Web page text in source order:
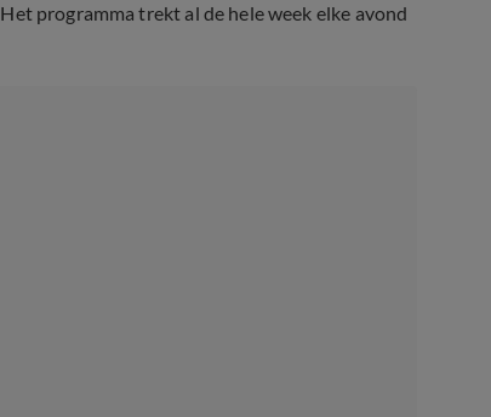
programma trekt al de hele week elke avond